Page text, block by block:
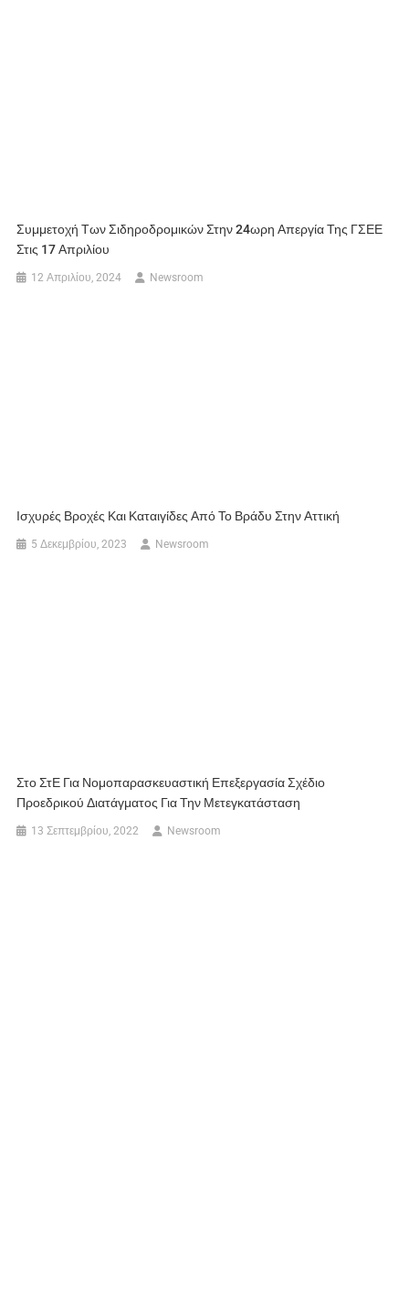
Συμμετοχή Των Σιδηροδρομικών Στην 24ωρη Απεργία Της ΓΣΕΕ
Στις 17 Απριλίου
12 Απριλίου, 2024 Newsroom
Ισχυρές Βροχές Και Καταιγίδες Από Το Βράδυ Στην Αττική
5 Δεκεμβρίου, 2023 Newsroom
Στο ΣτΕ Για Νομοπαρασκευαστική Επεξεργασία Σχέδιο
Προεδρικού Διατάγματος Για Την Μετεγκατάσταση
13 Σεπτεμβρίου, 2022 Newsroom